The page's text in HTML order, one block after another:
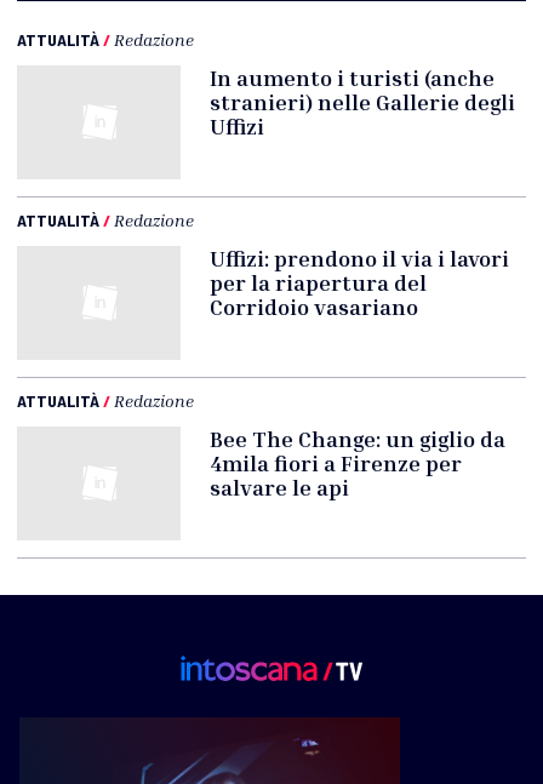
ATTUALITÀ/ Redazione
In aumento i turisti (anche
stranieri) nelle Gallerie degli
Uffizi
ATTUALITÀ/ Redazione
Uffizi: prendono il via i lavori
per la riapertura del
Corridoio vasariano
ATTUALITÀ/ Redazione
Bee The Change: un giglio da
4mila fiori a Firenze per
salvare le api